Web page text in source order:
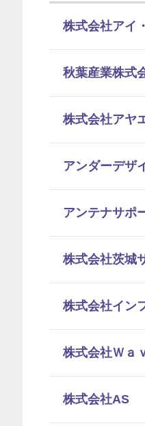
株式会社アイ
秋葉産業株式
株式会社アヤ
アンダーデザ
アンテナサポ
株式会社茨城
株式会社イン
株式会社Ｗａ
株式会社AS